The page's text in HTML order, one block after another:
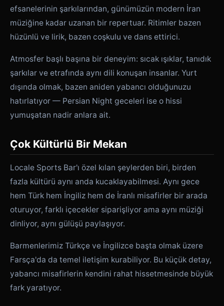
efsanelerinin şarkılarından, günümüzün modern İran
müziğine kadar uzanan bir repertuar. Ritimler bazen
hüzünlü ve lirik, bazen coşkulu ve dans ettirici.
Atmosfer başlı başına bir deneyim: sıcak ışıklar, tanıdık
şarkılar ve etrafında aynı dili konuşan insanlar. Yurt
dışında olmak, bazen aniden yabancı olduğunuzu
hatırlatıyor — Persian Night geceleri ise o hissi
yumuşatan nadir anlara ait.
Çok Kültürlü Bir Mekan
Locale Sports Bar'ı özel kılan şeylerden biri, birden
fazla kültürü aynı anda kucaklayabilmesi. Aynı gece
hem Türk hem İngiliz hem de İranlı misafirler bir arada
oturuyor, farklı içecekler siparişliyor ama aynı müziği
dinliyor, aynı gülüşü paylaşıyor.
Barmenlerimiz Türkçe ve İngilizce başta olmak üzere
Farsça'da da temel iletişim kurabiliyor. Bu küçük detay,
yabancı misafirlerin kendini rahat hissetmesinde büyük
fark yaratıyor.